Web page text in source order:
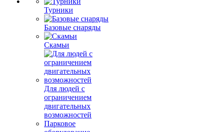
Турники
Базовые снаряды
Скамьи
Для людей с
ограничением
двигательных
возможностей
Парковое